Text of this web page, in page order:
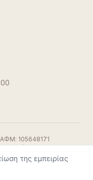
ΑΦΜ: 105648171
Ιωαννίνων
διατηρούνται.
της εμπειρίας